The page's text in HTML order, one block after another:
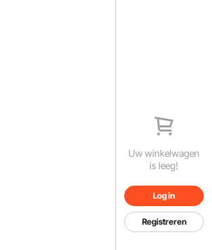
Uw winkelwagen
is leeg!
Log in
Registreren